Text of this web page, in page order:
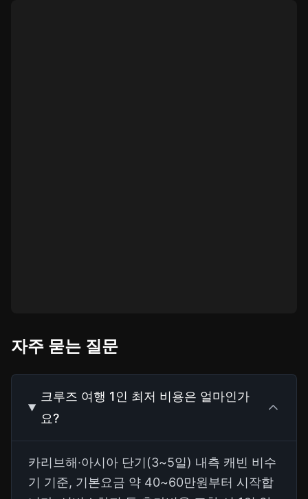
자주 묻는 질문
크루즈 여행 1인 최저 비용은 얼마인가
요?
카리브해·아시아 단기(3~5일) 내측 캐빈 비수
기 기준, 기본요금 약 40~60만원부터 시작합